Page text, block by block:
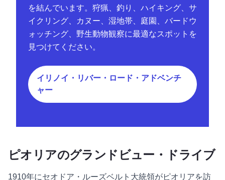
を結んでいます。狩猟、釣り、ハイキング、サ
イクリング、カヌー、湿地帯、庭園、バードウ
ォッチング、野生動物観察に最適なスポットを
見つけてください。
イリノイ・リバー・ロード・アドベンチ
ャー
ピオリアのグランドビュー・ドライブ
1910年にセオドア・ルーズベルト大統領がピオリアを訪